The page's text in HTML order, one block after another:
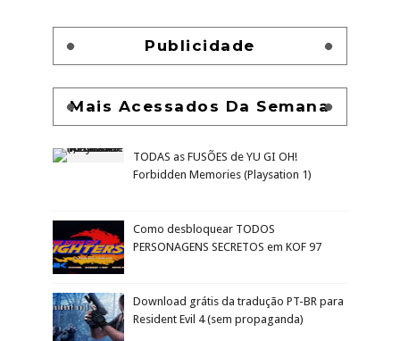
Publicidade
Mais Acessados Da Semana
TODAS as FUSÕES de YU GI OH!
Forbidden Memories (Playsation 1)
Como desbloquear TODOS
PERSONAGENS SECRETOS em KOF 97
Download grátis da tradução PT-BR para
Resident Evil 4 (sem propaganda)